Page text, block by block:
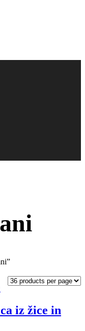
iz žice in